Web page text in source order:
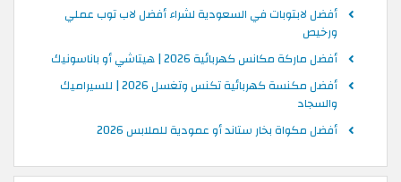
أفضل لابتوبات في السعودية لشراء أفضل لاب توب عملي
ورخيص
أفضل ماركة مكانس كهربائية 2026 | هيتاشي أو باناسونيك
أفضل مكنسة كهربائية تكنس وتغسل 2026 | للسيراميك
والسجاد
أفضل مكواة بخار ستاند أو عمودية للملابس 2026